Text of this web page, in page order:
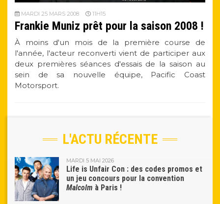
MARDI 25 MARS 2008 11H15
Frankie Muniz prêt pour la saison 2008 !
À moins d'un mois de la première course de
l'année, l'acteur reconverti vient de participer aux
deux premières séances d'essais de la saison au
sein de sa nouvelle équipe, Pacific Coast
Motorsport.
L'ACTU RÉCENTE
MARDI 5 MAI 2026
Life is Unfair Con : des codes promos et
un jeu concours pour la convention
Malcolm à Paris !